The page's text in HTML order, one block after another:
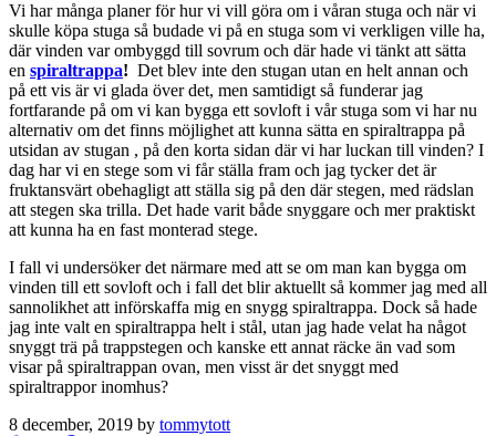
Vi har många planer för hur vi vill göra om i våran stuga och när vi
skulle köpa stuga så budade vi på en stuga som vi verkligen ville ha,
där vinden var ombyggd till sovrum och där hade vi tänkt att sätta
en spiraltrappa! Det blev inte den stugan utan en helt annan och
på ett vis är vi glada över det, men samtidigt så funderar jag
fortfarande på om vi kan bygga ett sovloft i vår stuga som vi har nu
alternativ om det finns möjlighet att kunna sätta en spiraltrappa på
utsidan av stugan , på den korta sidan där vi har luckan till vinden? I
dag har vi en stege som vi får ställa fram och jag tycker det är
fruktansvärt obehagligt att ställa sig på den där stegen, med rädslan
att stegen ska trilla. Det hade varit både snyggare och mer praktiskt
att kunna ha en fast monterad stege.
I fall vi undersöker det närmare med att se om man kan bygga om
vinden till ett sovloft och i fall det blir aktuellt så kommer jag med all
sannolikhet att införskaffa mig en snygg spiraltrappa. Dock så hade
jag inte valt en spiraltrappa helt i stål, utan jag hade velat ha något
snyggt trä på trappstegen och kanske ett annat räcke än vad som
visar på spiraltrappan ovan, men visst är det snyggt med
spiraltrappor inomhus?
8 december, 2019 by tommytott